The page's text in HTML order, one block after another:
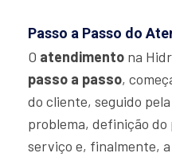
Passo a Passo do
O atendimento na
passo a passo,
do cliente, seguido
problema, definição do
serviço e, finalmente,